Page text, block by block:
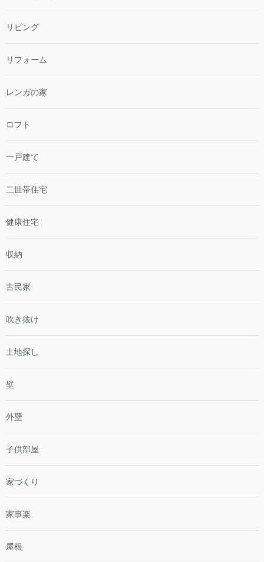
リビング
リフォーム
レンガの家
ロフト
一戸建て
二世帯住宅
健康住宅
収納
古民家
吹き抜け
土地探し
壁
外壁
子供部屋
家づくり
家事楽
屋根